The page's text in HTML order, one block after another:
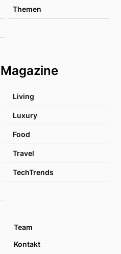
Themen
Living
Luxury
Food
Travel
TechTrends
Team
Kontakt